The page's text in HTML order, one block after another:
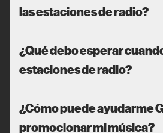
las estaciones de radio?
¿Qué debo esperar
estaciones de radio?
¿Cómo puede ayudarme
promocionar mi música?